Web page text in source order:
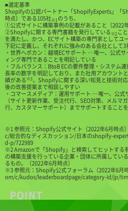
■選定基準
Shopifyの公認パートナー「ShopifyExperts」「
時点）である105社※1 のうち、
①公式サイトに構築事例の記載があること（2022年
②Shopifyに関する専門書籍を発行している※2 こと
を満たし、かつ、ECサイト構築の専門家としてユ
下記に定義し、それぞれに強みのある会社として3
・世界へボカン：越境ECサポート … 唯一、公式
ィング専門であることを明記している
・フルバランス：BtoB ECの要件整理・システム
長率の数字を明記しており、また社用アカウント
績がある※3。Shopifyに関する深い知見と技術対
後の改善提案まで相談しやすい
・コマースメディア：運用サポート … 唯一、公
（サイト更新作業、受注代行、SEO対策、メルマ
行、カスタマーサポート）までサポートすること
※1 参照元：Shopify公式サイト（2022年6月時点）
c/総合的なディスカッション/日本のshopify-
d-p/722989
※2 Amazonで「Shopify」と検索してヒットする
の構築支援を行っている企業・団体に所属してい
るもの。（2022年6月時点）
※3 参照元：Shopify公式フォーラム（2022年6月時
om/c/kudos/leaderboardpage/category-id/jp/